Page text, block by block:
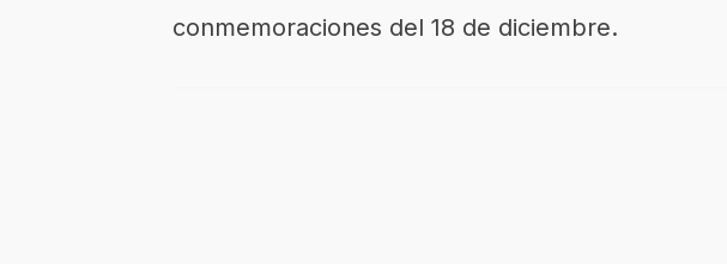
conmemoraciones del 18 de diciembre.